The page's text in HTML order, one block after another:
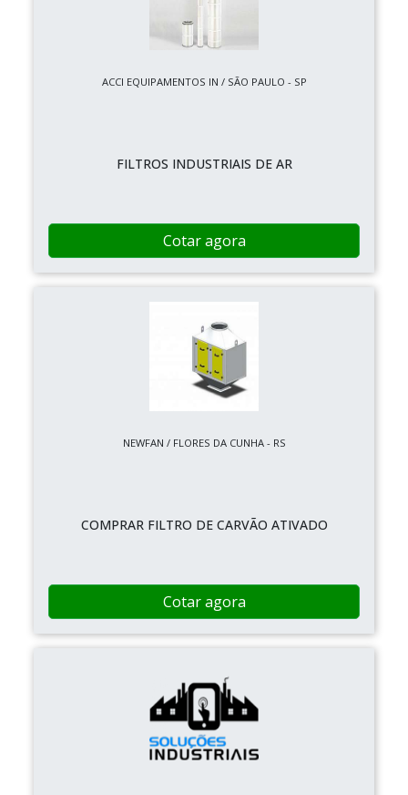
ACCI EQUIPAMENTOS IN / SÃO PAULO - SP
FILTROS INDUSTRIAIS DE AR
Cotar agora
NEWFAN / FLORES DA CUNHA - RS
COMPRAR FILTRO DE CARVÃO ATIVADO
Cotar agora